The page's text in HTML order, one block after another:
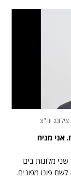
צילום: יח"צ
מניח
שני מלונות בים
פונו מפונים.